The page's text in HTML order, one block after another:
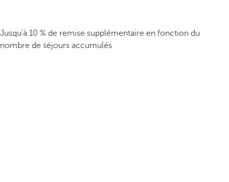
Jusqu’à 10 % de remise supplémentaire en fonction du
nombre de séjours accumulés